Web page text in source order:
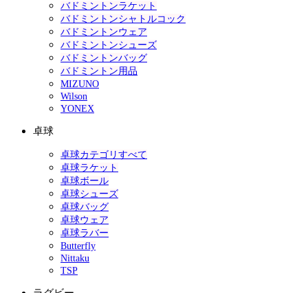
バドミントンラケット
バドミントンシャトルコック
バドミントンウェア
バドミントンシューズ
バドミントンバッグ
バドミントン用品
MIZUNO
Wilson
YONEX
卓球
卓球カテゴリすべて
卓球ラケット
卓球ボール
卓球シューズ
卓球バッグ
卓球ウェア
卓球ラバー
Butterfly
Nittaku
TSP